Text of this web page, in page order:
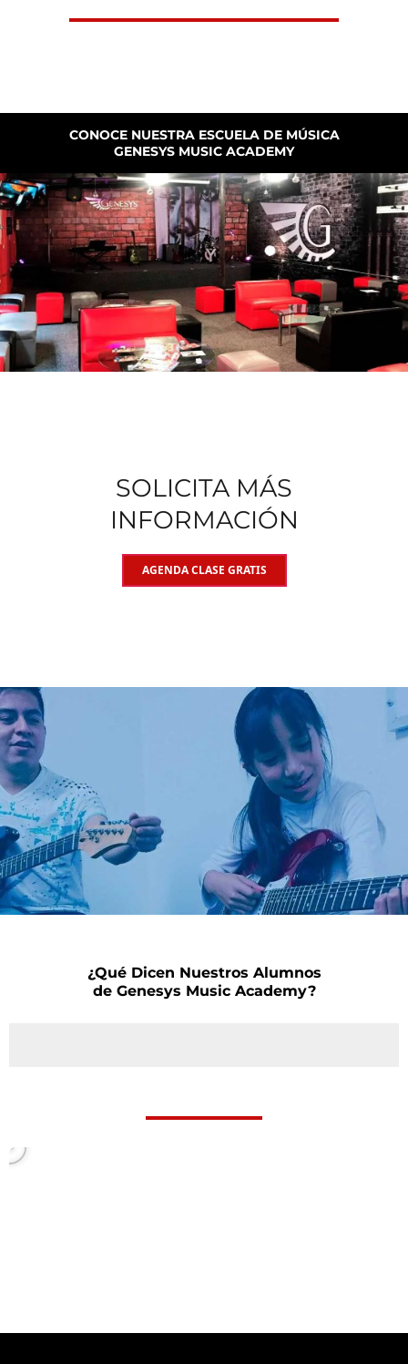
CONOCE NUESTRA ESCUELA DE MÚSICA
GENESYS MUSIC ACADEMY
SOLICITA MÁS
INFORMACIÓN
AGENDA CLASE GRATIS
¿Qué Dicen Nuestros Alumnos
de Genesys Music Academy?